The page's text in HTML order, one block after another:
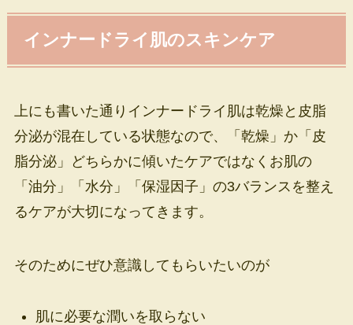
インナードライ肌のスキンケア
上にも書いた通りインナードライ肌は乾燥と皮脂
分泌が混在している状態なので、「乾燥」か「皮
脂分泌」どちらかに傾いたケアではなくお肌の
「油分」「水分」「保湿因子」の3バランスを整え
るケアが大切になってきます。
そのためにぜひ意識してもらいたいのが
肌に必要な潤いを取らない